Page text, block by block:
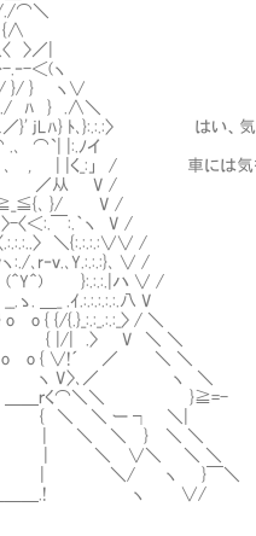
|
ヽ
∨
＼
い、気を付けてい
ﾉイ
車には気を付けて
从 V /
､ }/ V /
:.｀ヽ V /
＼{:.:.:.:∨∨ /
.､Y.:.:.:}､ ∨ /
}:.:.:.|ハ ∨ /
.ｲ.:.:.:.:.:.八 V
〉 / ＼
.〉 V ＼ ＼
{ ∨!´ ／ ＼ ＼
V〉､／ ヽ ＼
く⌒＼＼ }≧=-
ー ┐ ＼|
＼ } ＼ ＼
∨＼ ＼ ＼
/ ヽ }￣＼
＿.! ヽ ∨/